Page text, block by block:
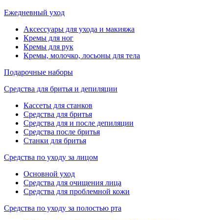
Ежедневный уход
Аксессуары для ухода и макияжа
Кремы для ног
Кремы для рук
Кремы, молочко, лосьоны для тела
Подарочные наборы
Средства для бритья и депиляции
Кассеты для станков
Средства для бритья
Средства для и после депиляции
Средства после бритья
Станки для бритья
Средства по уходу за лицом
Основной уход
Средства для очищения лица
Средства для проблемной кожи
Средства по уходу за полостью рта